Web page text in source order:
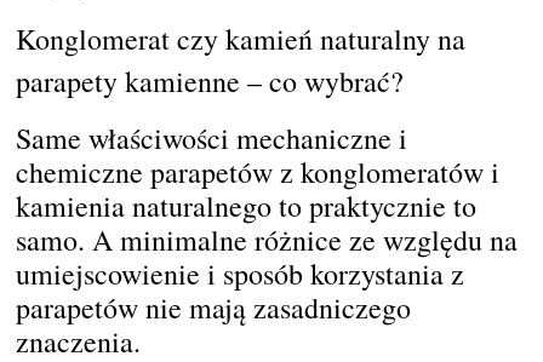
Konglomerat czy kamień naturalny na
parapety kamienne – co wybrać?
Same właściwości mechaniczne i
chemiczne parapetów z konglomeratów i
kamienia naturalnego to praktycznie to
samo. A minimalne różnice ze względu na
umiejscowienie i sposób korzystania z
parapetów nie mają zasadniczego
znaczenia.